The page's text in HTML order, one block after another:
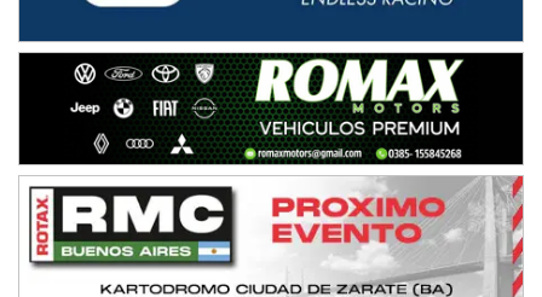
Villaguay (Entre Ríos)
VICTORIENSE - F7
El Cerro (Tierra)
Victoria (Entre Ríos)
PATAGONICO - F6
Moto Club Reginense (Tierra)
Gral. E. Godoy (Río Negro)
CSK - F7